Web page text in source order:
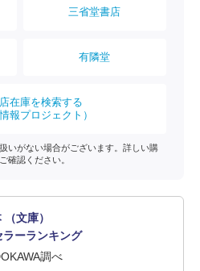
三省堂書店
有隣堂
在庫を検索する
報プロジェクト）
いがない場合がございます。詳しい購
確認ください。
（文庫）
ラーランキング
調べ